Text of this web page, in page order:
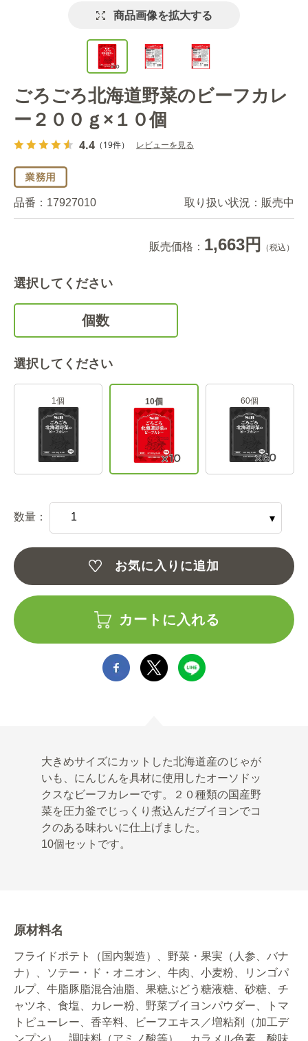
商品画像を拡大する
ごろごろ北海道野菜のビーフカレ
ー２００ｇ×１０個
4.4 （19件） レビューを見る
品番： 17927010 取り扱い状況： 販売中
販売価格： 1,663円 （税込）
選択してください
個数
選択してください
1個 10個 60個
数量：
お気に入りに追加
カートに入れる
大きめサイズにカットした北海道産のじゃが
いも、にんじんを具材に使用したオーソドッ
クスなビーフカレーです。２０種類の国産野
菜を圧力釜でじっくり煮込んだブイヨンでコ
クのある味わいに仕上げました。
10個セットです。
原材料名
フライドポテト（国内製造）、野菜・果実（人参、バナ
ナ）、ソテー・ド・オニオン、牛肉、小麦粉、リンゴパ
ルプ、牛脂豚脂混合油脂、果糖ぶどう糖液糖、砂糖、チ
ャツネ、食塩、カレー粉、野菜ブイヨンパウダー、トマ
トピューレー、香辛料、ビーフエキス／増粘剤（加工デ
ンプン）、調味料（アミノ酸等）、カラメル色素、酸味